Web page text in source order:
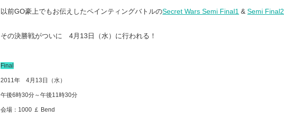
以前GO豪上でもお伝えしたペインティングバトルのSecret Wars Semi Final1 &Semi Final2
その決勝戦がついに 4月13日（水）に行われる！
Final
2011年 4月13日（水）
午後6時30分～午後11時30分
会場：1000 ￡ Bend